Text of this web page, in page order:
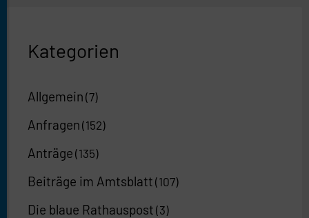
Kategorien
Allgemein (7)
Anfragen (152)
Anträge (135)
Beiträge im Amtsblatt (107)
Die blaue Rathauspost (3)